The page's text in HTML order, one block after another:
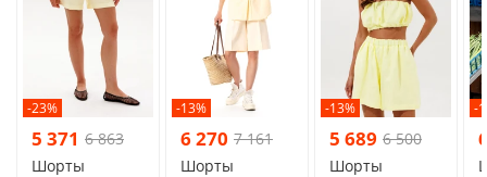
-23%
5 371 6 863
Шорты
-13%
6 270 7 161
Шорты
-13%
5 689 6 500
Шорты
-